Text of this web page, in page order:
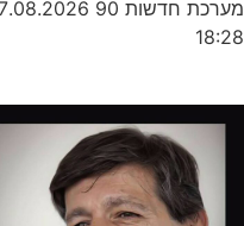
מערכת חדשות 90
18:28